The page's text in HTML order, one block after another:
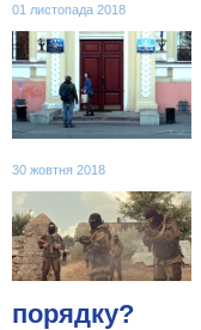
01 листопада 2018
30 жовтня 2018
порядку?